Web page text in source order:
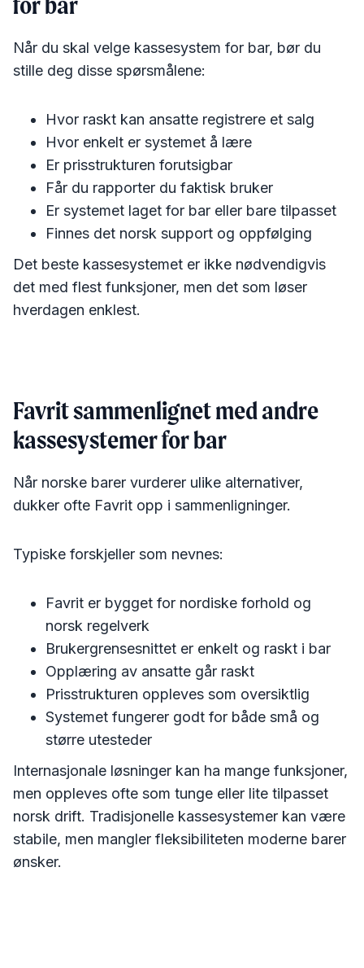
Når du skal velge kassesystem for bar, bør du
stille deg disse spørsmålene:
Hvor raskt kan ansatte registrere et salg
Hvor enkelt er systemet å lære
Er prisstrukturen forutsigbar
Får du rapporter du faktisk bruker
Er systemet laget for bar eller bare tilpasset
Finnes det norsk support og oppfølging
Det beste kassesystemet er ikke nødvendigvis
det med flest funksjoner, men det som løser
hverdagen enklest.
Favrit sammenlignet med andre
kassesystemer for bar
Når norske barer vurderer ulike alternativer,
dukker ofte Favrit opp i sammenligninger.
Typiske forskjeller som nevnes:
Favrit er bygget for nordiske forhold og
norsk regelverk
Brukergrensesnittet er enkelt og raskt i bar
Opplæring av ansatte går raskt
Prisstrukturen oppleves som oversiktlig
Systemet fungerer godt for både små og
større utesteder
Internasjonale løsninger kan ha mange funksjoner,
men oppleves ofte som tunge eller lite tilpasset
norsk drift. Tradisjonelle kassesystemer kan være
stabile, men mangler fleksibiliteten moderne barer
ønsker.